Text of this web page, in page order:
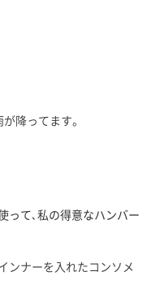
降ってます。
って､私の得意なハンバー
ンナーを入れたコンソメ